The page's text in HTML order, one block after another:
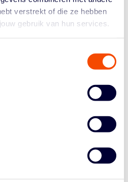
verstrekt of die ze hebben
gebruik van hun services.
Tinga. "Het tweede en derde
en komen drie keer
maar het lukte net niet om
er weer een wedstrijd van te
maar niet omdat Lekdetec.nl
zelf ontzettend slecht.
Lisanne de Jonge 28 punten
– TRIPLE THREAT 79-